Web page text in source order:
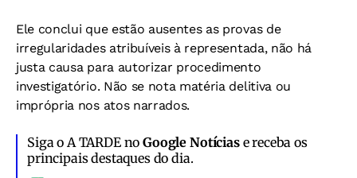
Ele conclui que estão ausentes as provas de
irregularidades atribuíveis à representada, não há
justa causa para autorizar procedimento
investigatório. Não se nota matéria delitiva ou
imprópria nos atos narrados.
Siga o A TARDE noGoogle Notíciase receba os
principais destaques do dia.